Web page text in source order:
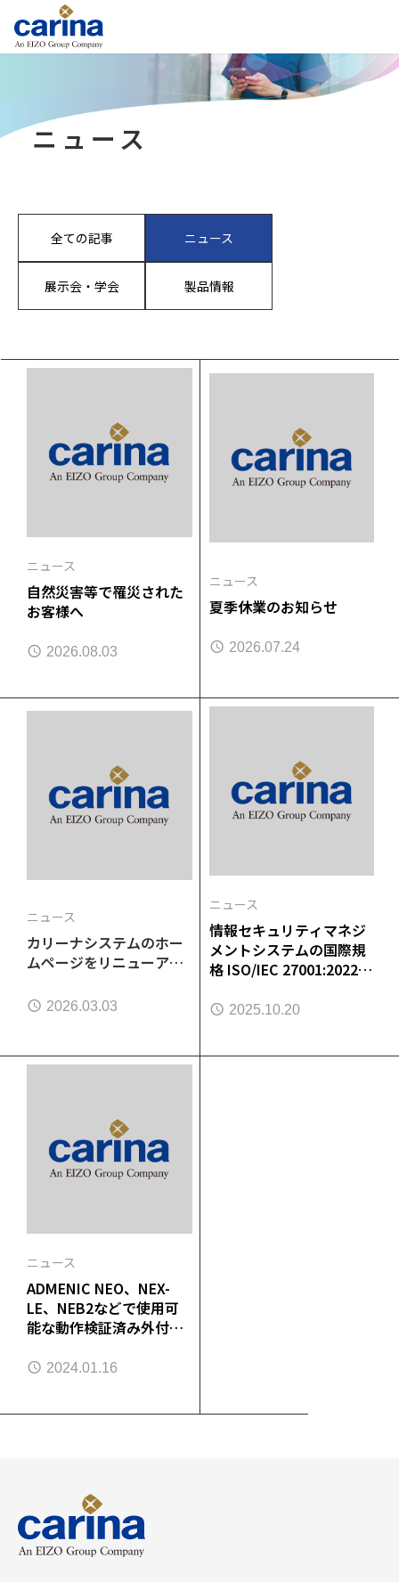
ニュース
全ての記事 ニュース
展示会・学会 製品情報
ニュース
自然災害等で罹災された
お客様へ
2026.08.03
ニュース
夏季休業のお知らせ
2026.07.24
ニュース
カリーナシステムのホー
ムページをリニューアル
2026.03.03
ニュース
情報セキュリティマネジ
メントシステムの国際規
格 ISO/IEC 27001:2022を
2025.10.20
ニュース
ADMENIC NEO、NEX-
LE、NEB2などで使用可
能な動作検証済み外付け
2024.01.16